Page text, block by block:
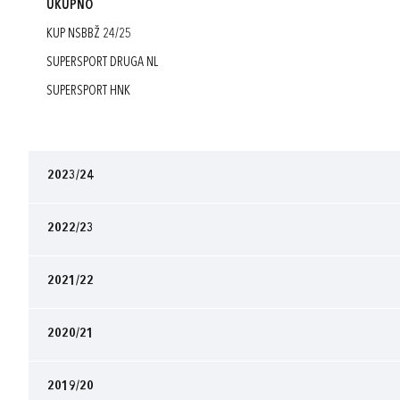
UKUPNO
KUP NSBBŽ 24/25
SUPERSPORT DRUGA NL
SUPERSPORT HNK
2023/24
2022/23
2021/22
2020/21
2019/20